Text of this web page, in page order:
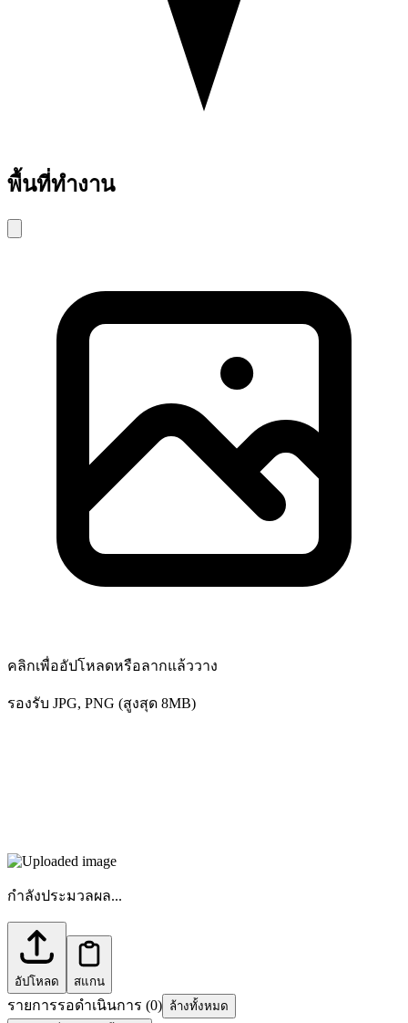
พื้นที่ทำงาน
คลิกเพื่ออัปโหลดหรือลากแล้ววาง
รองรับ JPG, PNG (สูงสุด 8MB)
กำลังประมวลผล...
อัปโหลด สแกน
รายการรอดำเนินการ (0) ล้างทั้งหมด